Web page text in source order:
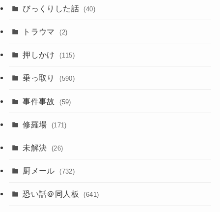
びっくりした話 (40)
トラウマ (2)
押しかけ (115)
乗っ取り (590)
事件事故 (59)
修羅場 (171)
未解決 (26)
厨メール (732)
恐い話＠同人板 (641)